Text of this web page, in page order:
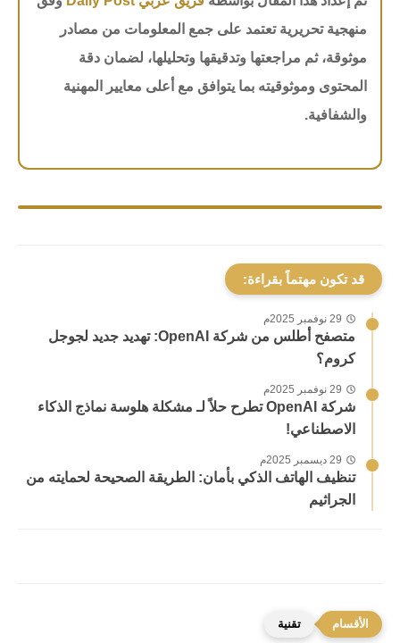
منهجية تحريرية تعتمد على جمع المعلومات من مصادر
موثوقة، ثم مراجعتها وتدقيقها وتحليلها، لضمان دقة
المحتوى وموثوقيته بما يتوافق مع أعلى معايير المهنية
والشفافية.
قد تكون مهتماً بقراءة:
29 نوفمبر 2025م
متصفح أطلس من شركة OpenAI: تهديد جديد لجوجل
كروم؟
29 نوفمبر 2025م
شركة OpenAI تطرح حلاً لـ مشكلة هلوسة نماذج الذكاء
الاصطناعي!
29 ديسمبر 2025م
تنظيف الهاتف الذكي بأمان: الطريقة الصحيحة لحمايته من
الجراثيم
تقنية